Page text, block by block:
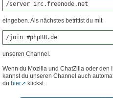
/server irc.freenode.net
eingeben. Als nächstes betrittst du mit
/join #phpBB.de
unseren Channel.
Wenn du Mozilla und ChatZilla oder den
kannst du unseren Channel auch
du hier klickst.